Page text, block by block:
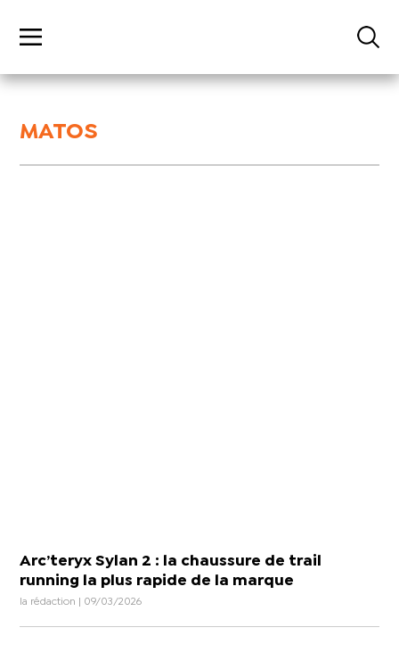
MATOS
Arc’teryx Sylan 2 : la chaussure de trail
running la plus rapide de la marque
la rédaction | 09/03/2026